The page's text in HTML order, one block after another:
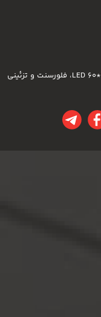
تولیدکننده انواع چراغ های روشنایی ال ای دی LED 60*60، فلورسنت و تزئینی